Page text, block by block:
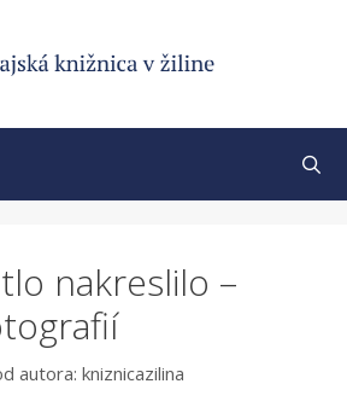
nakreslilo –
autora: kniznicazilina